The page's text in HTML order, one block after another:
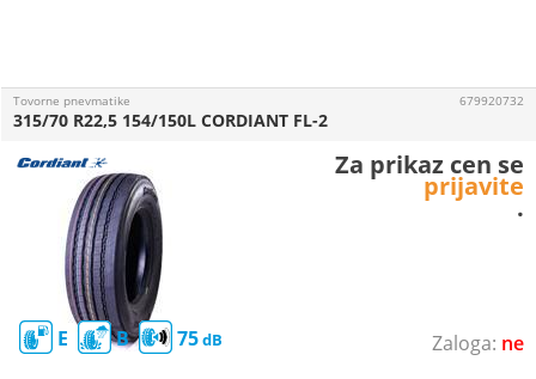
ne
Tovorne pnevmatike
E B 75
315/70 R22,5 154/150L CORDIANT FL-2
679920732
Za prikaz cen se
prijavite
.